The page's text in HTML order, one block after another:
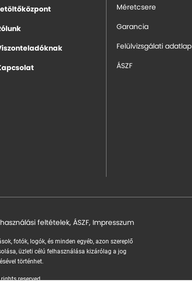
Méretcsere
Garancia
Felülvizsgálati adatlap
ÁSZF
feltételek, ÁSZF, Impresszum
fotók, logók, és minden egyéb, azon szereplő
üzleti célú felhasználása kizárólag a jog
történhet.
reserved.